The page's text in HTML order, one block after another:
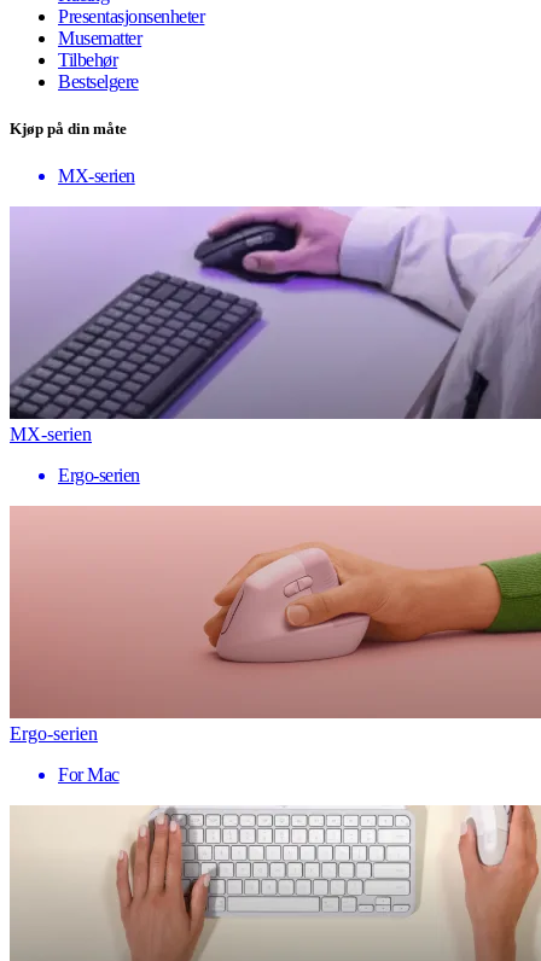
Presentasjonsenheter
Musematter
Tilbehør
Bestselgere
Kjøp på din måte
MX-serien
MX-serien
Ergo-serien
Ergo-serien
For Mac